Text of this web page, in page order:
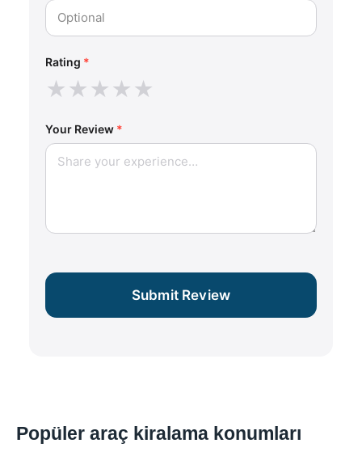
Rating *
★★★★★
Your Review *
Submit Review
Popüler araç kiralama konumları